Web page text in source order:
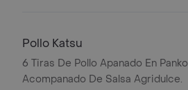
Pollo Katsu
6 Tiras De Pollo Apanado En Panko
Acompanado De Salsa Agridulce.